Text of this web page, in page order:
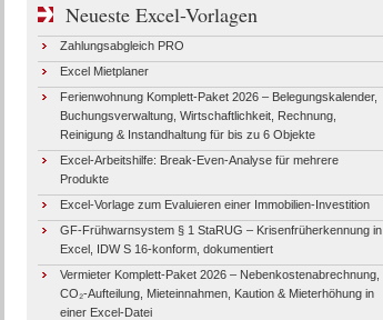
Neueste Excel-Vorlagen
Zahlungsabgleich PRO
Excel Mietplaner
Ferienwohnung Komplett-Paket 2026 – Belegungskalender,
Buchungsverwaltung, Wirtschaftlichkeit, Rechnung,
Reinigung & Instandhaltung für bis zu 6 Objekte
Excel-Arbeitshilfe: Break-Even-Analyse für mehrere
Produkte
Excel-Vorlage zum Evaluieren einer Immobilien-Investition
GF-Frühwarnsystem § 1 StaRUG – Krisenfrüherkennung in
Excel, IDW S 16-konform, dokumentiert
Vermieter Komplett-Paket 2026 – Nebenkostenabrechnung,
CO₂-Aufteilung, Mieteinnahmen, Kaution & Mieterhöhung in
einer Excel-Datei